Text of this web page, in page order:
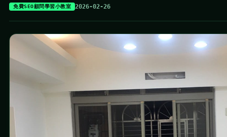
免費SEO顧問學習小教室 2026-02-26